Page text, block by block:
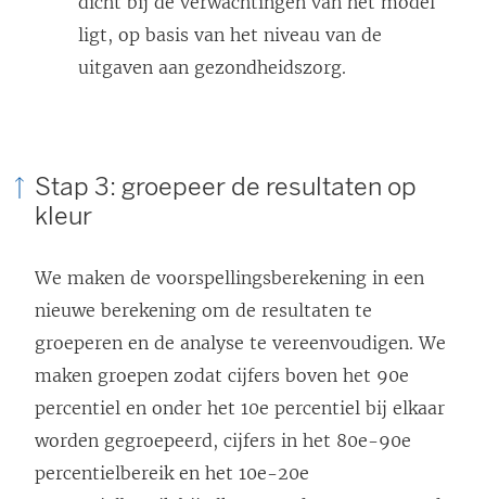
ligt, op basis van het niveau van de
uitgaven aan gezondheidszorg.
Stap 3: groepeer de resultaten op
kleur
We maken de voorspellingsberekening in een
nieuwe berekening om de resultaten te
groeperen en de analyse te vereenvoudigen. We
maken groepen zodat cijfers boven het 90e
percentiel en onder het 10e percentiel bij elkaar
worden gegroepeerd, cijfers in het 80e-90e
percentielbereik en het 10e-20e